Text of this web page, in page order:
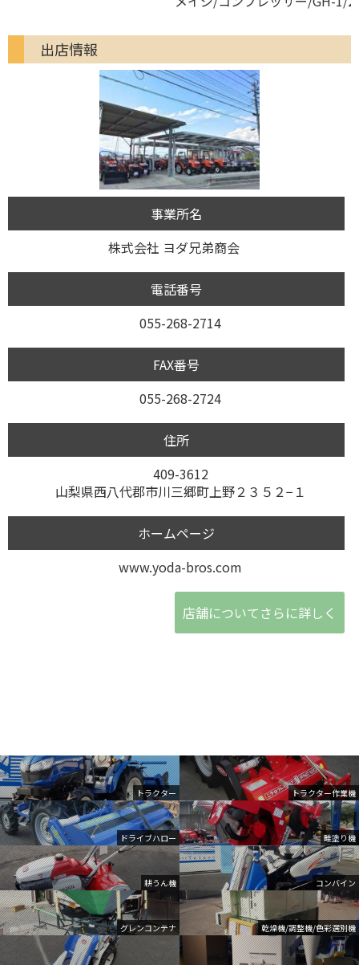
トラクター トラクター作業機
ドライブハロー 畦塗り機
耕うん機 コンバイン
グレンコンテナ 乾燥機/調整機/色彩選別機
出店情報
事業所名
株式会社 ヨダ兄弟商会
電話番号
055-268-2714
FAX番号
055-268-2724
住所
409-3612
山梨県西八代郡市川三郷町上野２３５２−１
ホームページ
www.yoda-bros.com
店舗についてさらに詳しく